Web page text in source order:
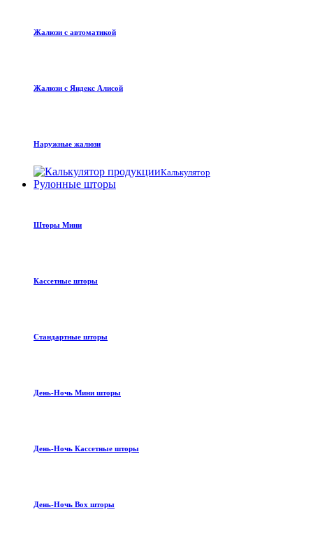
Жалюзи с автоматикой
Жалюзи с Яндекс Алисой
Наружные жалюзи
Калькулятор
Рулонные шторы
Шторы Мини
Кассетные шторы
Стандартные шторы
День-Ночь Мини шторы
День-Ночь Кассетные шторы
День-Ночь Box шторы